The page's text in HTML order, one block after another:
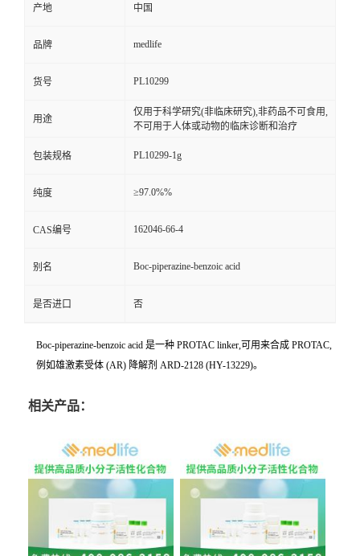
产地 中国
品牌 medlife
货号 PL10299
用途
仅用于科学研究(非临床研究),非药品不可食用,
不可用于人体或动物的临床诊断和治疗
包装规格 PL10299-1g
纯度 ≥97.0%%
CAS编号 162046-66-4
别名 Boc-piperazine-benzoic acid
是否进口 否
Boc-piperazine-benzoic acid 是一种 PROTAC linker,可用来合成 PROTAC,
例如雄激素受体 (AR) 降解剂 ARD-2128 (HY-13229)。
相关产品：